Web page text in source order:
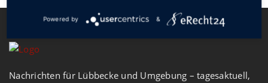
Nachrichten für Lübbecke und Umgebung – tagesaktuell,
Powered by &